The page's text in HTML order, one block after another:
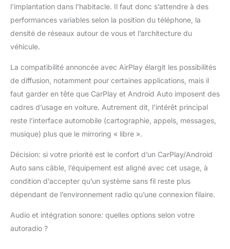
écran tactile de 1024 ×
600 pixels. Idéal pour
regarder des films en
famille lors de longs
vidéos YouTube et
TikTok, ainsi que la
navigation GPS, via
AirPlay ou Mirror Link,
pour une expérience
vidéo haute définition
sur grand écran 4
l'écran Apple CarPlay -
Profitez de votre
musique préférée
souhaitez ! Diffusez
votre musique sans fil
depuis votre téléphone
l’implantation dans l’habitacle. Il faut donc s’attendre à des
performances variables selon la position du téléphone, la
densité de réseaux autour de vous et l’architecture du
véhicule.
La compatibilité annoncée avec AirPlay élargit les possibilités
de diffusion, notamment pour certaines applications, mais il
faut garder en tête que CarPlay et Android Auto imposent des
cadres d’usage en voiture. Autrement dit, l’intérêt principal
reste l’interface automobile (cartographie, appels, messages,
musique) plus que le mirroring « libre ».
Décision: si votre priorité est le confort d’un CarPlay/Android
Auto sans câble, l’équipement est aligné avec cet usage, à
condition d’accepter qu’un système sans fil reste plus
dépendant de l’environnement radio qu’une connexion filaire.
Audio et intégration sonore: quelles options selon votre
autoradio ?